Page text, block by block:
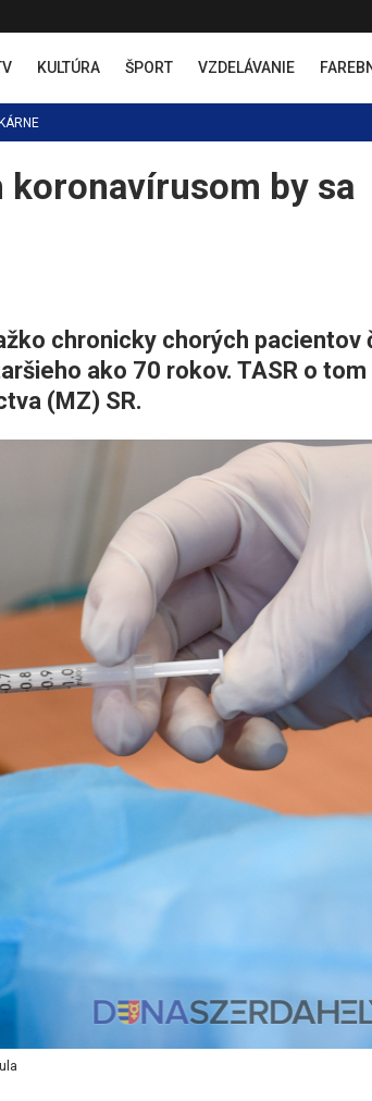
KULTÚRA ŠPORT VZDELÁVANIE
koronavírusom by sa
chronicky chorých pacientov
ako 70 rokov. TASR o tom
(MZ) SR.